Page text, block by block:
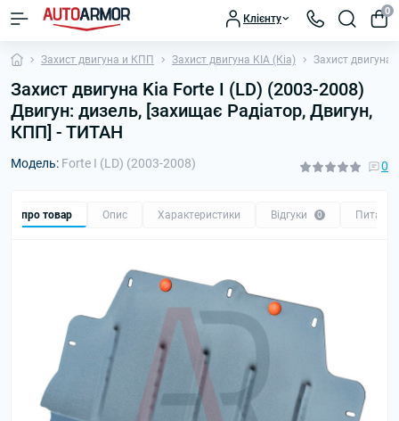
Клієнту
0
Захист двигуна и КПП Захист двигуна KIA (Кіа) Захист двигуна
Захист двигуна Kia Forte I (LD) (2003-2008)
Двигун: дизель, [захищає Радіатор, Двигун,
КПП] - ТИТАН
Модель: Forte I (LD) (2003-2008) 0
Все про товар Опис Характеристики Відгуки 0 Питання